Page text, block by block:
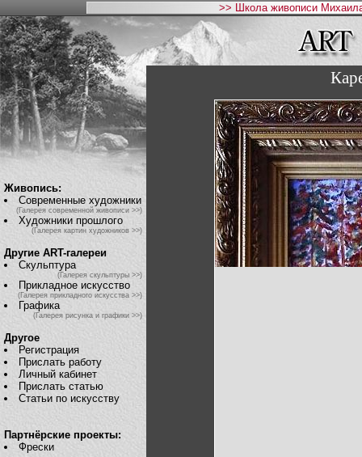
>> Школа живописи
Живопись:
Современные художники
(Галерея современной живописи >>)
Художники прошлого
(Галерея картин художников >>)
Другие ART-галереи
Скульптура
(Галерея скульптуры >>)
Прикладное искусство
(Галерея прикладного искусства >>)
Графика
(Галерея рисунка и графики >>)
Другое
Регистрация
Прислать работу
Личный кабинет
Прислать статью
Статьи по искусству
Партнёрские проекты:
Фрески